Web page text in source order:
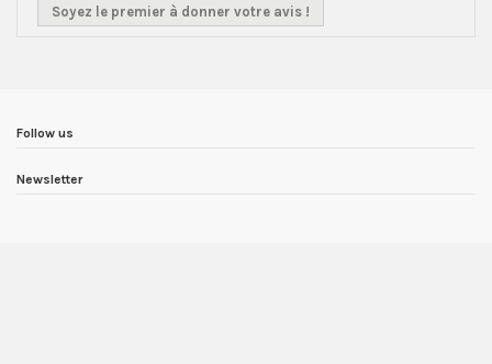
Soyez le premier à donner votre avis !
Follow us
Newsletter